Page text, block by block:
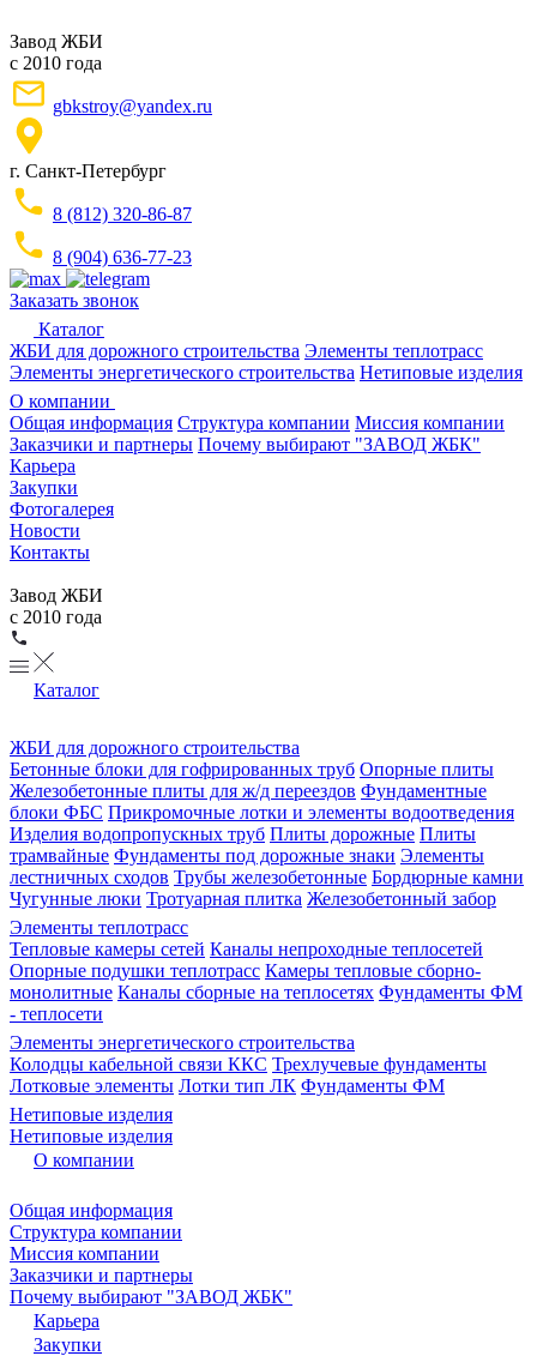
Завод ЖБИ
с 2010 года
gbkstroy@yandex.ru
г. Санкт-Петербург
8 (812) 320-86-87
8 (904) 636-77-23
Заказать звонок
Каталог
ЖБИ для дорожного строительства Элементы теплотрасс
Элементы энергетического строительства Нетиповые изделия
О компании
Общая информация Структура компании Миссия компании
Заказчики и партнеры Почему выбирают "ЗАВОД ЖБК"
Карьера
Закупки
Фотогалерея
Новости
Контакты
Завод ЖБИ
с 2010 года
Каталог
ЖБИ для дорожного строительства
Бетонные блоки для гофрированных труб Опорные плиты
Железобетонные плиты для ж/д переездов Фундаментные
блоки ФБС Прикромочные лотки и элементы водоотведения
Изделия водопропускных труб Плиты дорожные Плиты
трамвайные Фундаменты под дорожные знаки Элементы
лестничных сходов Трубы железобетонные Бордюрные камни
Чугунные люки Тротуарная плитка Железобетонный забор
Элементы теплотрасс
Тепловые камеры сетей Каналы непроходные теплосетей
Опорные подушки теплотрасс Камеры тепловые сборно-
монолитные Каналы сборные на теплосетях Фундаменты ФМ
- теплосети
Элементы энергетического строительства
Колодцы кабельной связи ККС Трехлучевые фундаменты
Лотковые элементы Лотки тип ЛК Фундаменты ФМ
Нетиповые изделия
Нетиповые изделия
О компании
Общая информация
Структура компании
Миссия компании
Заказчики и партнеры
Почему выбирают "ЗАВОД ЖБК"
Карьера
Закупки